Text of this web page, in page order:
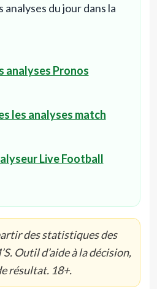
du jour dans la
analyses Pronos
les analyses match
Live Football
des statistiques des
Outil d’aide à la décision,
résultat. 18+.